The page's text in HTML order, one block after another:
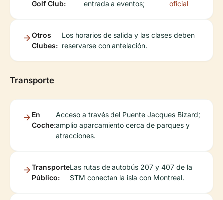
Golf Club: entrada a eventos; oficial
Otros
Clubes:
Los horarios de salida y las clases deben
reservarse con antelación.
Transporte
En
Coche:
Acceso a través del Puente Jacques Bizard;
amplio aparcamiento cerca de parques y
atracciones.
Transporte
Público:
Las rutas de autobús 207 y 407 de la
STM conectan la isla con Montreal.